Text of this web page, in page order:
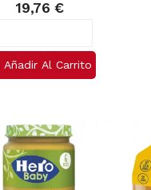
19,76 €
Añadir Al Carrito